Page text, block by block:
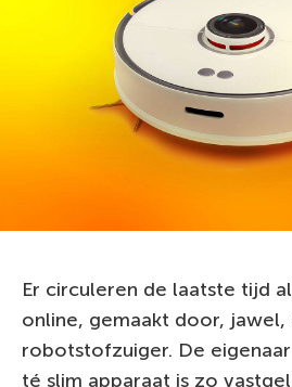
Er circuleren de laatste tijd
online, gemaakt door, jawel,
robotstofzuiger. De
té slim apparaat is zo